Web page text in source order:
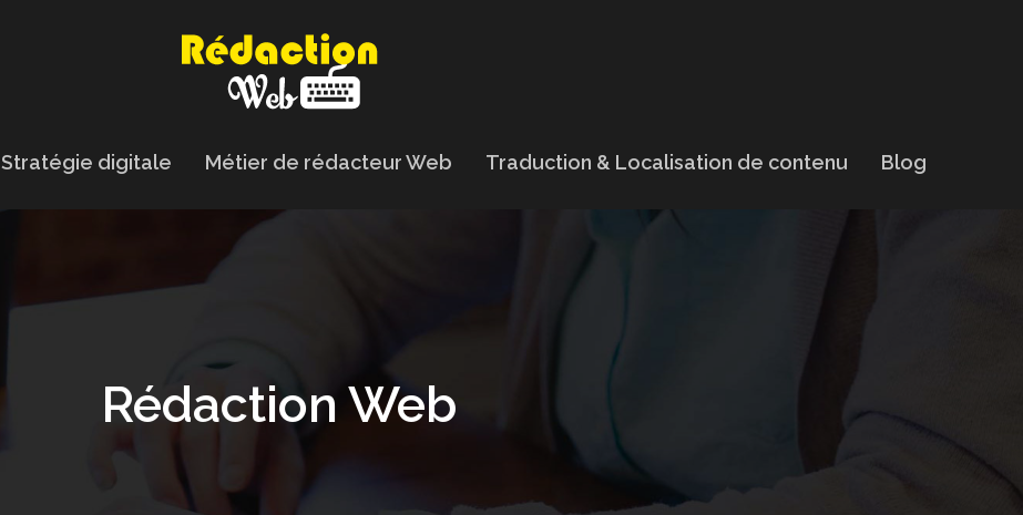
Stratégie digitale Métier de rédacteur Web Traduction & Localisation de contenu Blog
Rédaction Web